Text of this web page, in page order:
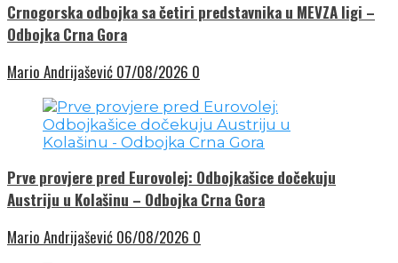
Crnogorska odbojka sa četiri predstavnika u MEVZA ligi –
Odbojka Crna Gora
Mario Andrijašević 07/08/2026 0
Prve provjere pred Eurovolej: Odbojkašice dočekuju
Austriju u Kolašinu – Odbojka Crna Gora
Mario Andrijašević 06/08/2026 0